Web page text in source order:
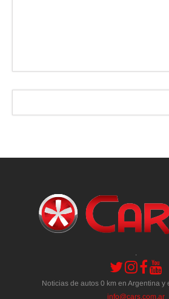
.
Noticias de autos 0 km en Argentina y
info@cars.com.ar